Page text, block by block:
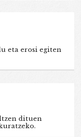
eta erosi egiten
dituen